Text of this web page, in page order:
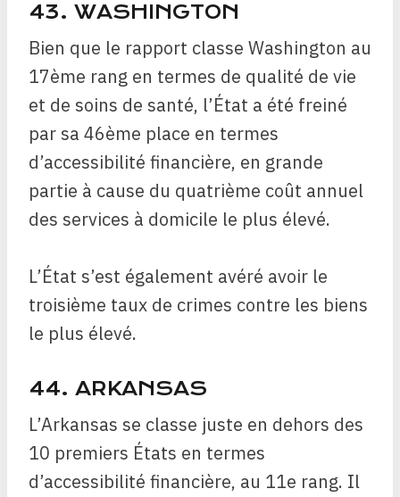
43. WASHINGTON
Bien que le rapport classe Washington au
17ème rang en termes de qualité de vie
et de soins de santé, l’État a été freiné
par sa 46ème place en termes
d’accessibilité financière, en grande
partie à cause du quatrième coût annuel
des services à domicile le plus élevé.
L’État s’est également avéré avoir le
troisième taux de crimes contre les biens
le plus élevé.
44. ARKANSAS
L’Arkansas se classe juste en dehors des
10 premiers États en termes
d’accessibilité financière, au 11e rang. Il